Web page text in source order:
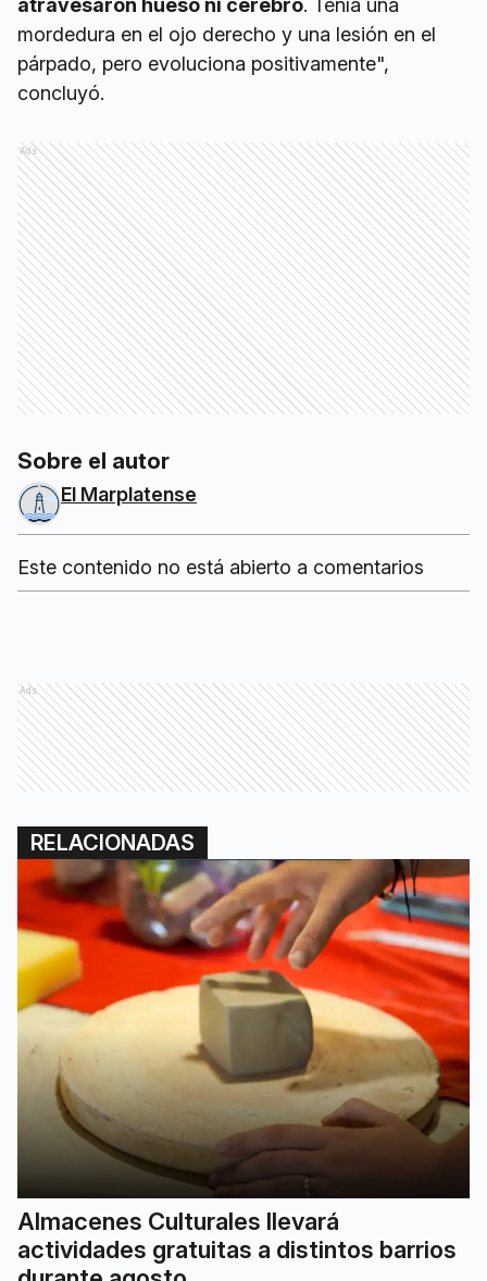
atravesaron hueso ni cerebro. Tenía una
mordedura en el ojo derecho y una lesión en el
párpado, pero evoluciona positivamente",
concluyó.
Ads
Sobre el autor
El Marplatense
Este contenido no está abierto a comentarios
Ads
RELACIONADAS
Almacenes Culturales llevará
actividades gratuitas a distintos barrios